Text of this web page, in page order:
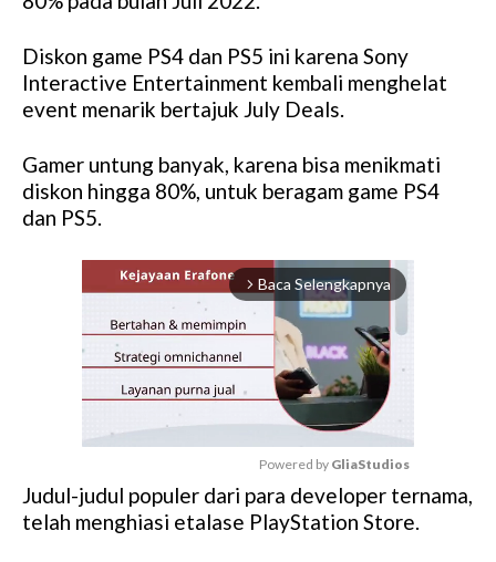
Diskon game PS4 dan PS5 ini karena Sony
Interactive Entertainment kembali menghelat
event menarik bertajuk July Deals.
Gamer untung banyak, karena bisa menikmati
diskon hingga 80%, untuk beragam game PS4
dan PS5.
arrow_forward_ios Baca Selengkapnya
M
u
Powered by GliaStudios
Judul-judul populer dari para developer ternama,
telah menghiasi etalase PlayStation Store.